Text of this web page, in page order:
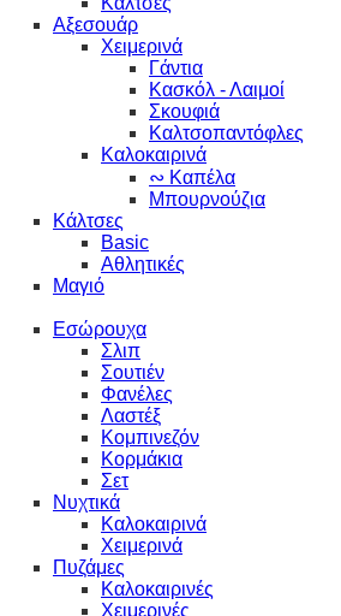
Αξεσουάρ
Χειμερινά
Γάντια
Κασκόλ - Λαιμοί
Σκουφιά
Καλτσοπαντόφλες
Καλοκαιρινά
∾ Καπέλα
Μπουρνούζια
Κάλτσες
Basic
Αθλητικές
Μαγιό
Εσώρουχα
Σλιπ
Σουτιέν
Φανέλες
Λαστέξ
Κομπινεζόν
Κορμάκια
Σετ
Νυχτικά
Καλοκαιρινά
Χειμερινά
Πυζάμες
Καλοκαιρινές
Χειμερινές